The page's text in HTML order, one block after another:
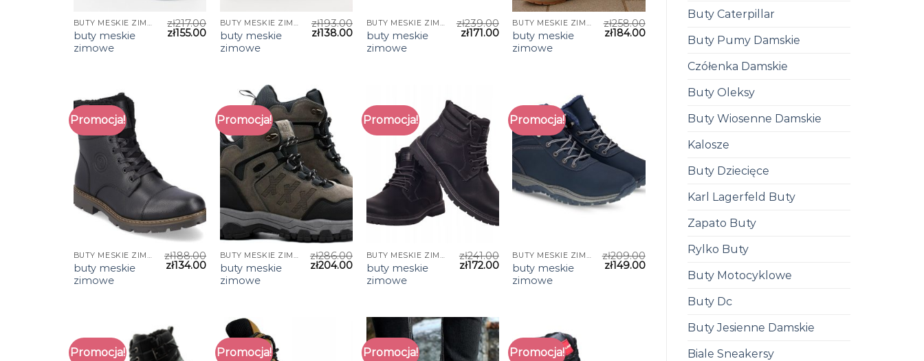
Buty Caterpillar
Buty Pumy Damskie
Czółenka Damskie
Buty Oleksy
Buty Wiosenne Damskie
Kalosze
Buty Dziecięce
Karl Lagerfeld Buty
Zapato Buty
Rylko Buty
Buty Motocyklowe
Buty Dc
Buty Jesienne Damskie
Biale Sneakersy
BUTY MESKIE ZIMOWE
buty meskie
zimowe
zł217.00
zł155.00
BUTY MESKIE ZIMOWE
buty meskie
zimowe
zł193.00
zł138.00
BUTY MESKIE ZIMOWE
buty meskie
zimowe
zł239.00
zł171.00
BUTY MESKIE ZIMOWE
buty meskie
zimowe
zł258.00
zł184.00
Promocja!
BUTY MESKIE ZIMOWE
buty meskie
zimowe
zł188.00
zł134.00
Promocja!
BUTY MESKIE ZIMOWE
buty meskie
zimowe
zł286.00
zł204.00
Promocja!
BUTY MESKIE ZIMOWE
buty meskie
zimowe
zł241.00
zł172.00
Promocja!
BUTY MESKIE ZIMOWE
buty meskie
zimowe
zł209.00
zł149.00
Promocja! Promocja! Promocja! Promocja!